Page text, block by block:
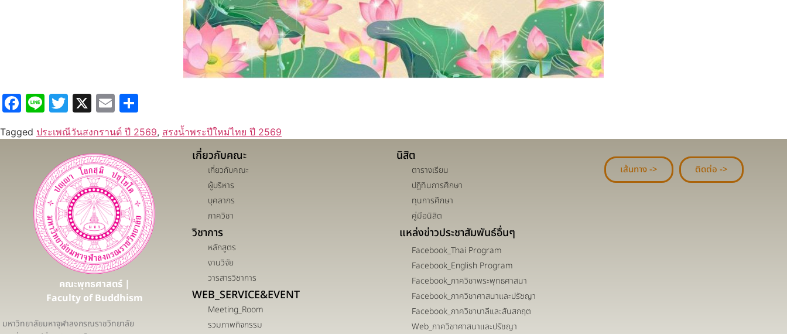
Facebook
LineTwitter
X Email
Tagged ประเพณีวันสงกรานต์ ปี 2569, สรงน้ำพระปีใหม่ไทย ปี 2569
คณะพุทธศาสตร์ |
Faculty of Buddhism
มหาวิทยาลัยมหาจุฬาลงกรณราชวิทยาลัย
เกี่ยวกับคณะ
เกี่ยวกับคณะ
ผู้บริหาร
บุคลากร
ภาควิชา
วิชาการ
หลักสูตร
งานวิจัย
วารสารวิชาการ
WEB_SERVICE&EVENT
Meeting_Room
รวมภาพกิจกรรม
นิสิต
ตารางเรียน
ปฏิทินการศึกษา
ทุนการศึกษา
คู่มือนิสิต
แหล่งข่าวประชาสัมพันธ์อื่นๆ
Facebook_Thai Program
Facebook_English Program
Facebook_ภาควิชาพระพุทธศาสนา
Facebook_ภาควิชาศาสนาและปรัชญา
Facebook_ภาควิชาบาลีและสันสกฤต
Web_ภาควิชาศาสนาและปรัชญา
เส้นทาง -> ติดต่อ ->